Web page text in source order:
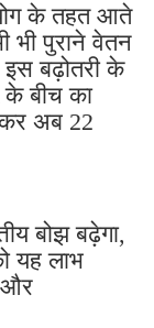
के तहत आते
भी पुराने वेतन
बढ़ोतरी के
के बीच का
अब 22
बोझ बढ़ेगा,
यह लाभ
और